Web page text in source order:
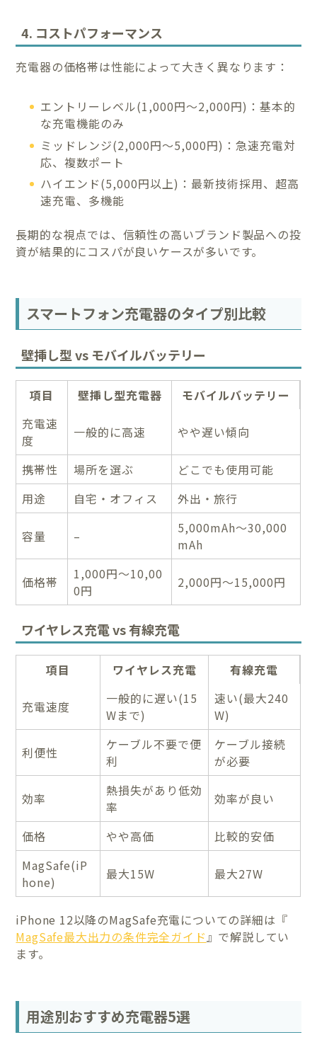
4. コストパフォーマンス
充電器の価格帯は性能によって大きく異なります：
エントリーレベル(1,000円〜2,000円)：基本的
な充電機能のみ
ミッドレンジ(2,000円〜5,000円)：急速充電対
応、複数ポート
ハイエンド(5,000円以上)：最新技術採用、超高
速充電、多機能
長期的な視点では、信頼性の高いブランド製品への投
資が結果的にコスパが良いケースが多いです。
スマートフォン充電器のタイプ別比較
壁挿し型 vs モバイルバッテリー
項目 壁挿し型充電器
モバイルバッテリー
充電速
度
一般的に高速 やや遅い傾向
携帯性 場所を選ぶ
どこでも使用可能
用途
自宅・オフィス 外出・旅行
容量 –
5,000mAh〜30,000
mAh
価格帯
1,000円〜10,00
0円
2,000円〜15,000円
ワイヤレス充電 vs 有線充電
項目 ワイヤレス充電 有線充電
充電速度
一般的に遅い(15
Wまで)
速い(最大240
W)
利便性
ケーブル不要で便
利
ケーブル接続
が必要
効率
熱損失があり低効
率
効率が良い
価格 やや高価
比較的安価
MagSafe(iP
hone)
最大15W 最大27W
iPhone 12以降のMagSafe充電についての詳細は『
MagSafe最大出力の条件完全ガイド』で解説してい
ます。
用途別おすすめ充電器5選